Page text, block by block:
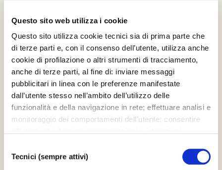
Questo sito web utilizza i cookie
Questo sito utilizza cookie tecnici sia di prima parte che
di terze parti e, con il consenso dell’utente, utilizza anche
cookie di profilazione o altri strumenti di tracciamento,
anche di terze parti, al fine di: inviare messaggi
pubblicitari in linea con le preferenze manifestate
dall’utente stesso nell’ambito dell’utilizzo delle
funzionalità e della navigazione in rete; effettuare analisi e
monitoraggio dei comportamenti dell’utente; consentire
TUTTI”, l’utente acconsente all’uso di tutti i cookie non
tecnici, inclusi quindi quelli di profilazione, analitici e
delTecnici (sempre attivi)
01.01.2021
PERFORMANCES
New Year's Concert 2021
© Michele Crosera
01.01.2021